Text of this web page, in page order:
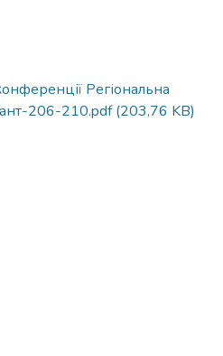
Регіональна
206-210.pdf(203,76 KB)